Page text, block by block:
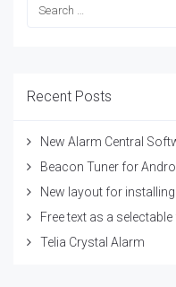
Recent Posts
New Alarm Central
Beacon Tuner for
New layout for
Free text as a
Telia Crystal Alarm